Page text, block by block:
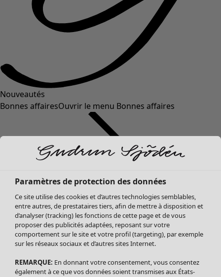
Nouveautés
Bonnes affairesOuvrir le menu Bonnes affaires
Soldes Vêtements
Tous les vêtements
Robes
Tuniques
Paramètres de protection des données
Ce site utilise des cookies et d’autres technologies semblables,
entre autres, de prestataires tiers, afin de mettre à disposition et
d’analyser (tracking) les fonctions de cette page et de vous
proposer des publicités adaptées, reposant sur votre
comportement sur le site et votre profil (targeting), par exemple
sur les réseaux sociaux et d’autres sites Internet.
REMARQUE: En donnant votre consentement, vous consentez
également à ce que vos données soient transmises aux États-